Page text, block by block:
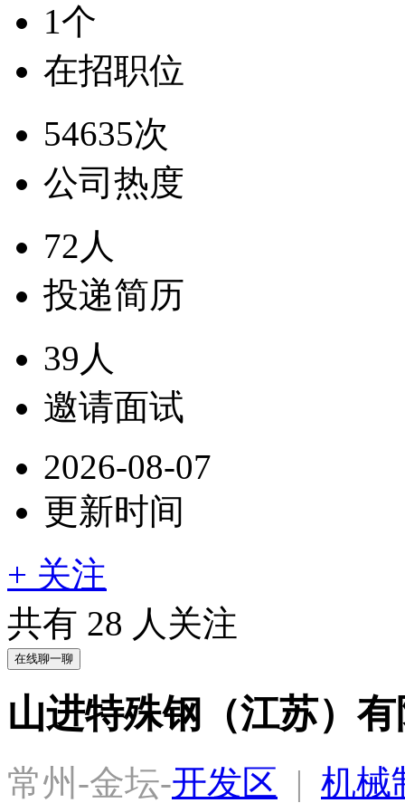
1个
在招职位
54635次
公司热度
72人
投递简历
39人
邀请面试
2026-08-07
更新时间
+ 关注
共有 28 人关注
在线聊一聊
山进特殊钢（江苏）
常州-金坛-开发区 | 机械